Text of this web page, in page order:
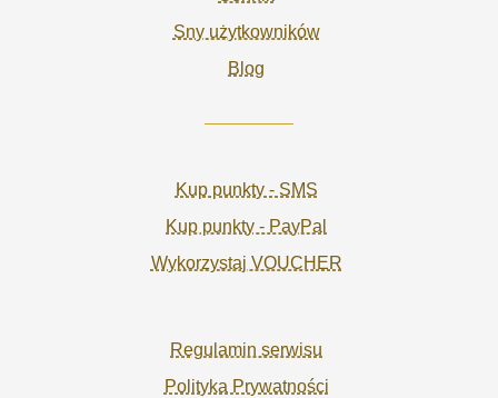
Sny użytkowników
Blog
Kup punkty - SMS
Kup punkty - PayPal
Wykorzystaj VOUCHER
Regulamin serwisu
Polityka Prywatności